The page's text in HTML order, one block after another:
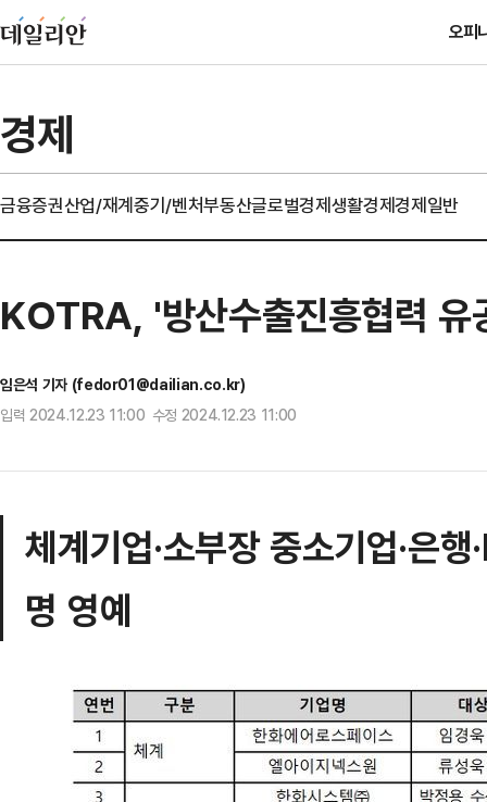
오피
경제
금융증권산업/재계중기/벤처부동산글로벌경제생활경제경제일반
KOTRA, '방산수출진흥협력 유
임은석 기자 (fedor01@dailian.co.kr)
입력 2024.12.23 11:00 수정 2024.12.23 11:00
체계기업·소부장 중소기업·은
명 영예